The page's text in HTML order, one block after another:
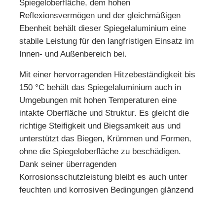
Zu Hause
Spiegeloberfläche, dem hohen
Reflexionsvermögen und der gleichmäßigen
Ebenheit behält dieser Spiegelaluminium eine
stabile Leistung für den langfristigen Einsatz im
Innen- und Außenbereich bei.
Mit einer hervorragenden Hitzebeständigkeit bis
150 °C behält das Spiegelaluminium auch in
Umgebungen mit hohen Temperaturen eine
intakte Oberfläche und Struktur. Es gleicht die
richtige Steifigkeit und Biegsamkeit aus und
unterstützt das Biegen, Krümmen und Formen,
ohne die Spiegeloberfläche zu beschädigen.
Dank seiner überragenden
Korrosionsschutzleistung bleibt es auch unter
feuchten und korrosiven Bedingungen glänzend